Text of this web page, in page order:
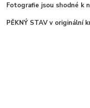
Fotografie jsou shodné k
PĚKNÝ STAV v originální